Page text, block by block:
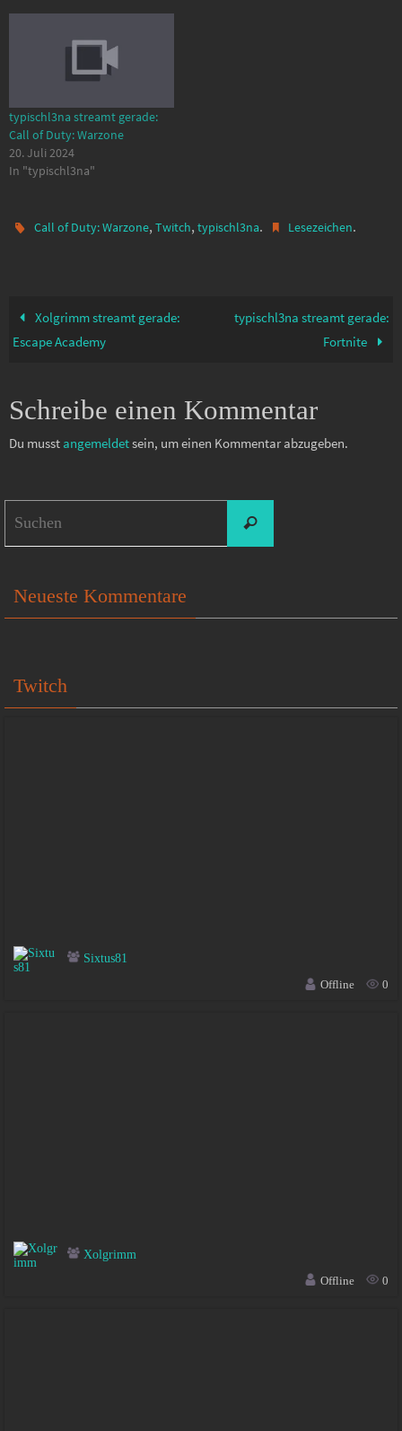
typischl3na streamt gerade:
Call of Duty: Warzone
20. Juli 2024
In "typischl3na"
Call of Duty: Warzone,Twitch,typischl3na. Lesezeichen.
Xolgrimm streamt gerade:
Escape Academy
typischl3na streamt gerade:
Fortnite
Schreibe einen Kommentar
Du musst angemeldetsein, um einen Kommentar abzugeben.
Suchen
Neueste Kommentare
Twitch
Sixtus81
Offline
0
Xolgrimm
Offline
0